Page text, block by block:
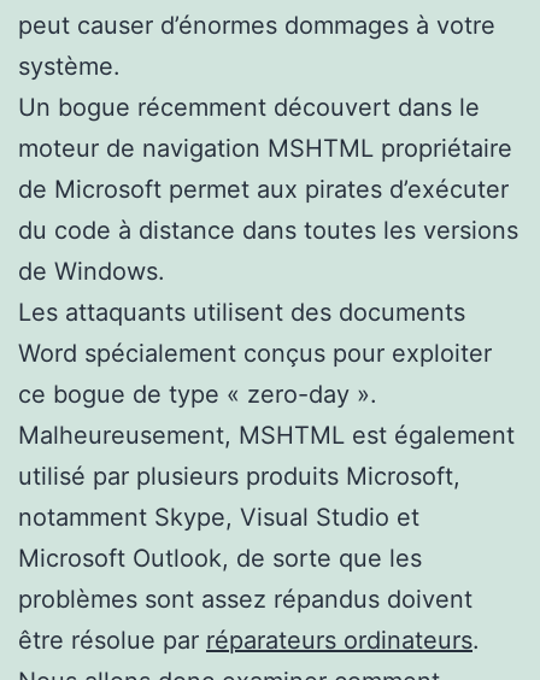
peut causer d’énormes dommages à votre
système.
Un bogue récemment découvert dans le
moteur de navigation MSHTML propriétaire
de Microsoft permet aux pirates d’exécuter
du code à distance dans toutes les versions
de Windows.
Les attaquants utilisent des documents
Word spécialement conçus pour exploiter
ce bogue de type « zero-day ».
Malheureusement, MSHTML est également
utilisé par plusieurs produits Microsoft,
notamment Skype, Visual Studio et
Microsoft Outlook, de sorte que les
problèmes sont assez répandus doivent
être résolue par réparateurs ordinateurs.